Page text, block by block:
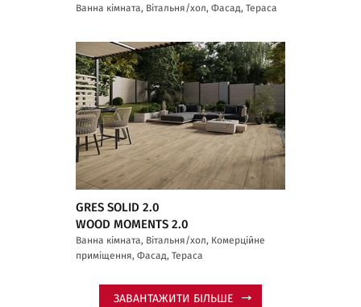
Ванна кімната, Вітальня/хол, Фасад, Тераса
GRES SOLID 2.0
WOOD MOMENTS 2.0
Ванна кімната, Вітальня/хол, Комерційне
приміщення, Фасад, Тераса
ЗАВАНТАЖИТИ БІЛЬШЕ